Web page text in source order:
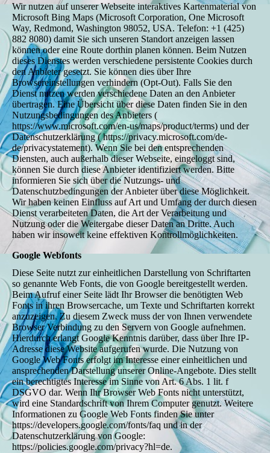
Wir nutzen auf unserer Webseite interaktives Kartenmaterial von
Microsoft Bing Maps (Microsoft Corporation, One Microsoft
Way, Redmond, Washington 98052, USA. Telefon: +1 (425)
882 8080) damit Sie sich unseren Standort anzeigen lassen
können oder eine Route dorthin planen können. Beim Nutzen
dieses Dienstes werden verschiedene persistente Cookies durch
den Anbieter gesetzt. Sie können dies über Ihre
Browsereinstellungen verhindern (Opt-Out). Falls Sie den
Dienst nutzen werden verschiedene Daten an den Anbieter
übertragen. Eine Übersicht über diese Daten finden Sie in den
Nutzungsbedingungen des Anbieters (
https://www.microsoft.com/en-us/maps/product/terms) und der
Datenschutzerklärung ( https://privacy.microsoft.com/de-
de/privacystatement). Wenn Sie bei den entsprechenden
Diensten, auch außerhalb dieser Webseite, eingeloggt sind,
können Sie durch diese Anbieter identifiziert werden. Bitte
informieren Sie sich über die Nutzungs- und
Datenschutzbedingungen der Anbieter über diese Möglichkeit.
Wir haben keinen Einfluss auf Art und Umfang der durch diesen
Dienst verarbeiteten Daten, die Art der Verarbeitung und
Nutzung oder die Weitergabe dieser Daten an Dritte. Auch
haben wir insoweit keine effektiven Kontrollmöglichkeiten.
Google Webfonts
Diese Seite nutzt zur einheitlichen Darstellung von Schriftarten
so genannte Web Fonts, die von Google bereitgestellt werden.
Beim Aufruf einer Seite lädt Ihr Browser die benötigten Web
Fonts in ihren Browsercache, um Texte und Schriftarten korrekt
anzuzeigen. Zu diesem Zweck muss der von Ihnen verwendete
Browser Verbindung zu den Servern von Google aufnehmen.
Hierdurch erlangt Google Kenntnis darüber, dass über Ihre IP-
Adresse diese Website aufgerufen wurde. Die Nutzung von
Google Web Fonts erfolgt im Interesse einer einheitlichen und
ansprechenden Darstellung unserer Online-Angebote. Dies stellt
ein berechtigtes Interesse im Sinne von Art. 6 Abs. 1 lit. f
DSGVO dar. Wenn Ihr Browser Web Fonts nicht unterstützt,
wird eine Standardschrift von Ihrem Computer genutzt. Weitere
Informationen zu Google Web Fonts finden Sie unter
https://developers.google.com/fonts/faq und in der
Datenschutzerklärung von Google:
https://policies.google.com/privacy?hl=de.